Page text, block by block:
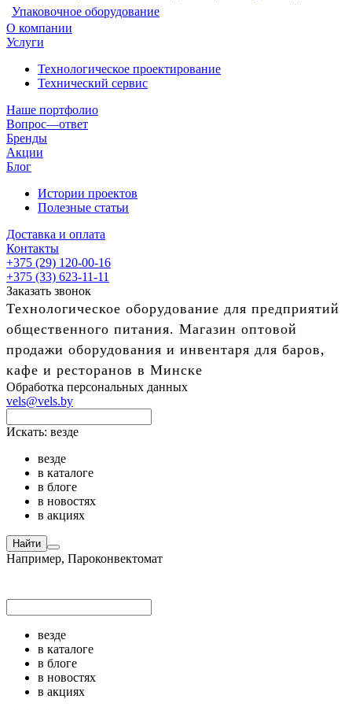
Упаковочное оборудование
О компании
Услуги
Технологическое проектирование
Технический сервис
Наше портфолио
Вопрос—ответ
Бренды
Акции
Блог
Истории проектов
Полезные статьи
Доставка и оплата
Контакты
+375 (29) 120-00-16
+375 (33) 623-11-11
Заказать звонок
Технологическое оборудование для предприятий
общественного питания. Магазин оптовой
продажи оборудования и инвентаря для баров,
кафе и ресторанов в Минске
Обработка персональных данных
vels@vels.by
Искать: везде
везде
в каталоге
в блоге
в новостях
в акциях
Найти
Например, Пароконвектомат
везде
в каталоге
в блоге
в новостях
в акциях